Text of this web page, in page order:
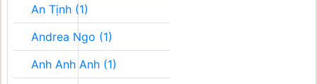
An Tịnh (1)
Andrea Ngo (1)
Anh Anh Anh (1)